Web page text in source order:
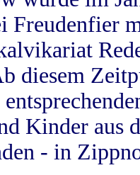
Freudenfier
diesem
Kinder aus
- in